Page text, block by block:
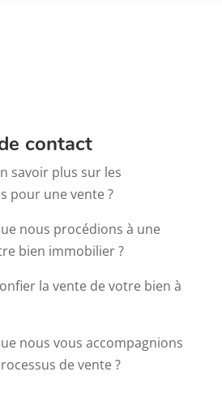
contact
savoir plus sur les
pour une vente ?
nous procédions à une
bien immobilier ?
la vente de votre bien à
nous vous accompagnions
de vente ?